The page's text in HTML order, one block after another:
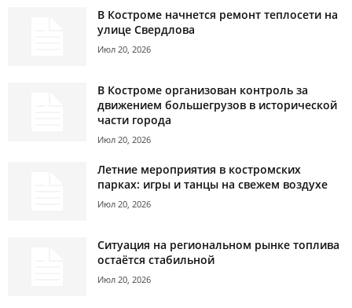
В Костроме начнется ремонт теплосети на
улице Свердлова
Июл 20, 2026
В Костроме организован контроль за
движением большегрузов в исторической
части города
Июл 20, 2026
Летние мероприятия в костромских
парках: игры и танцы на свежем воздухе
Июл 20, 2026
Ситуация на региональном рынке топлива
остаётся стабильной
Июл 20, 2026